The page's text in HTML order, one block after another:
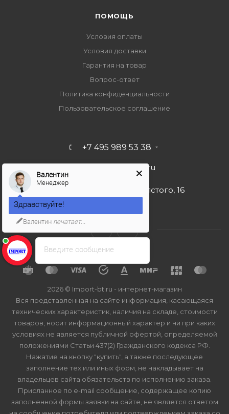
ПОМОЩЬ
Условия оплаты
Условия доставки
Гарантия на товар
Вопрос-ответ
Политика конфиденциальности
Пользовательское соглашение
+7 495 989 53 38
import-bt@bk.ru
г. Москва, ул. Льва Толстого, 16
2026 © Import-bt.ru - интернет-магазин
Вся представленная на сайте информация, касающаяся
технических характеристик, наличия на складе, стоимости
товаров, носит информационный характер и ни при каких
условиях не является публичной офертой, определяемой
положениями Статьи 437(2) Гражданского кодекса РФ.
Нажатие на кнопку "купить", а также последующее
заполнение тех или иных форм, не накладывает на
владельцев сайта обязательств по исполнению заказа.
Присланное по e-mail сообщение, содержащее копию
заполненной формы заявки на сайте, не является ответом
Введите сообщение
Валентин
Менеджер
Здравствуйте!
Валентин печатает...